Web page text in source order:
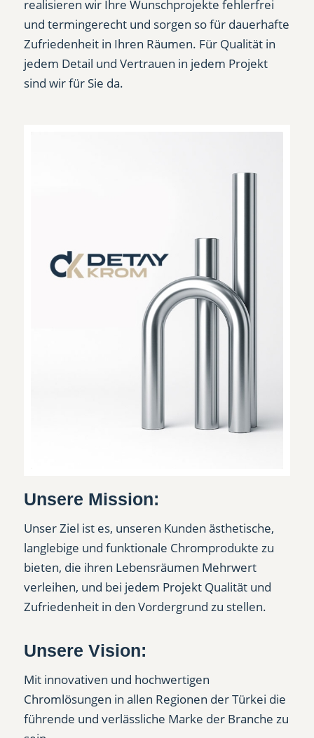
realisieren wir Ihre Wunschprojekte fehlerfrei
und termingerecht und sorgen so für dauerhafte
Zufriedenheit in Ihren Räumen. Für Qualität in
jedem Detail und Vertrauen in jedem Projekt
sind wir für Sie da.
Unsere Mission:
Unser Ziel ist es, unseren Kunden ästhetische,
langlebige und funktionale Chromprodukte zu
bieten, die ihren Lebensräumen Mehrwert
verleihen, und bei jedem Projekt Qualität und
Zufriedenheit in den Vordergrund zu stellen.
Unsere Vision:
Mit innovativen und hochwertigen
Chromlösungen in allen Regionen der Türkei die
führende und verlässliche Marke der Branche zu